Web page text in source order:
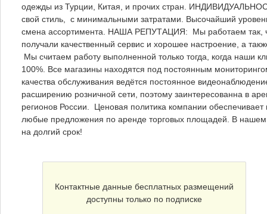
одежды из Турции, Китая, и прочих стран.
свой стиль, с минимальными затратами. Высочайший
смена ассортимента. НАША РЕПУТАЦИЯ: Мы работаем так,
получали качественный сервис и хорошее настроение, а
Мы считаем работу выполненной только тогда, когда наши
100%. Все магазины находятся под постоянным
качества обслуживания ведётся постоянное
расширению розничной сети, поэтому заинтересованна в
регионов России. Ценовая политика компании
любые предложения по аренде торговых площадей. В нашем
на долгий срок!
Контактные данные бесплатных размещений
доступны только по подписке